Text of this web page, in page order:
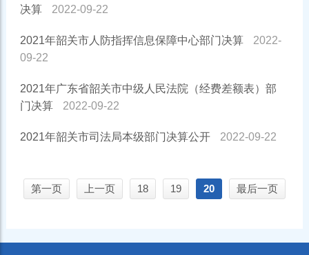
决算
2022-09-22
2021年韶关市人防指挥信息保障中心部门决算
2022-
09-22
2021年广东省韶关市中级人民法院（经费差额表）部
门决算
2022-09-22
2021年韶关市司法局本级部门决算公开 2022-09-22
第一页 上一页 18 19 20 最后一页